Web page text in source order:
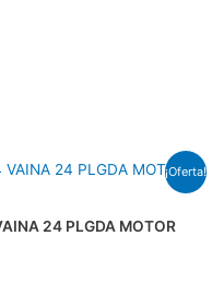
¡Oferta!
24 PLGDA MOTOR